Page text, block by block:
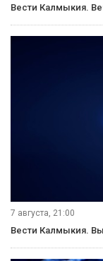
Вести Калмыкия.
7 августа, 21:00
Вести Калмыкия.